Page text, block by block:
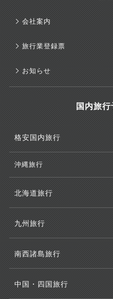
会社案内
旅行業登録票
お知らせ
国内旅行
格安国内旅行
沖縄旅行
北海道旅行
九州旅行
南西諸島旅行
中国・四国旅行